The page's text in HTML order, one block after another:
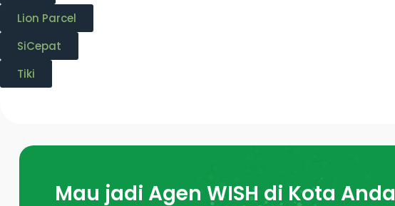
Lion Parcel
SiCepat
Tiki
Mau jadi Agen WISH di Kota Anda